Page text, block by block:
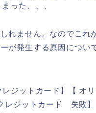
った、、、
れません。なのでこれ
が発生する原因につい
ジットカード】【 オ
ジットカード 失敗】